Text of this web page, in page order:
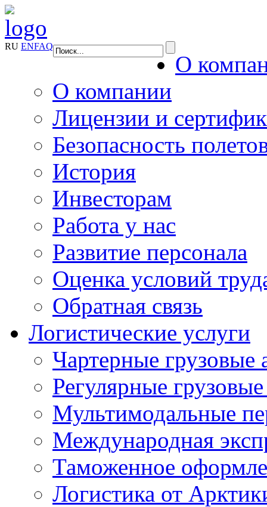
RU ENFAQ
О
О компании
Лицензии и
Безопасность
История
Инвесторам
Работа у нас
Развитие персонала
Оценка условий
Обратная связь
Логистические услуги
Чартерные грузовые
Регулярные
Мультимодальные
Международная
Таможенное
Логистика от